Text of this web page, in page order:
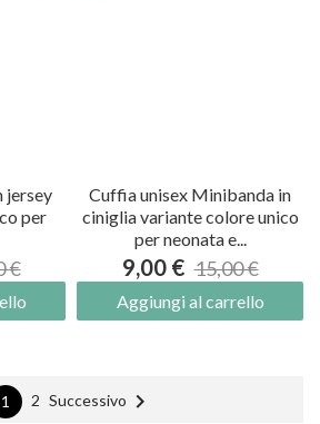
jersey
per
€
Cuffia unisex Minibanda in
ciniglia variante colore unico
per neonata e...
9,00 € 15,00 €
Aggiungi al carrello
1 2 Successivo 